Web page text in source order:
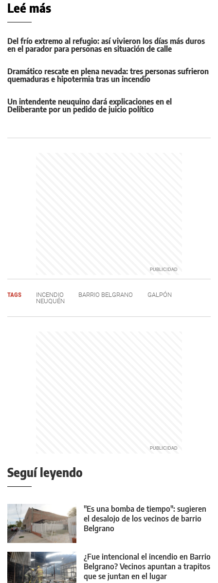
Leé más
Del frío extremo al refugio: así vivieron los días más duros
en el parador para personas en situación de calle
Dramático rescate en plena nevada: tres personas sufrieron
quemaduras e hipotermia tras un incendio
Un intendente neuquino dará explicaciones en el
Deliberante por un pedido de juicio político
TAGS INCENDIO BARRIO BELGRANO
GALPÓN
NEUQUÉN
Seguí leyendo
"Es una bomba de tiempo": sugieren
el desalojo de los vecinos de barrio
Belgrano
¿Fue intencional el incendio en Barrio
Belgrano? Vecinos apuntan a trapitos
que se juntan en el lugar